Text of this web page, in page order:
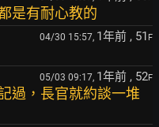
是有耐心教的
04/30 15:57, 1年前 , 51 F
05/03 09:17, 1年前 , 52F
過，長官就約談一堆